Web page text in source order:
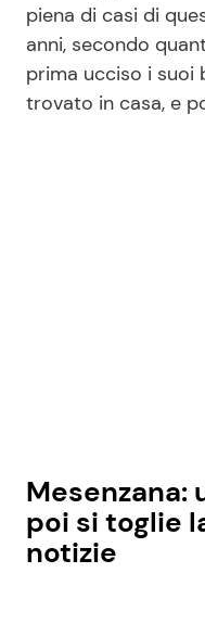
piena di casi di
anni, secondo
prima ucciso i suoi
trovato in casa, e
Mesenzana:
poi si toglie
notizie